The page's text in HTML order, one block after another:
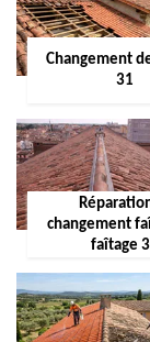
Changement
31
changement
faîtage